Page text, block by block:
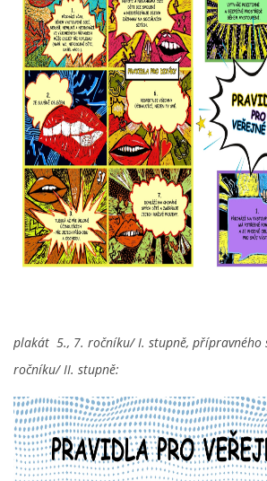
plakát 5., 7. ročníku/ I. stupně, přípravného
ročníku/ II. stupně: